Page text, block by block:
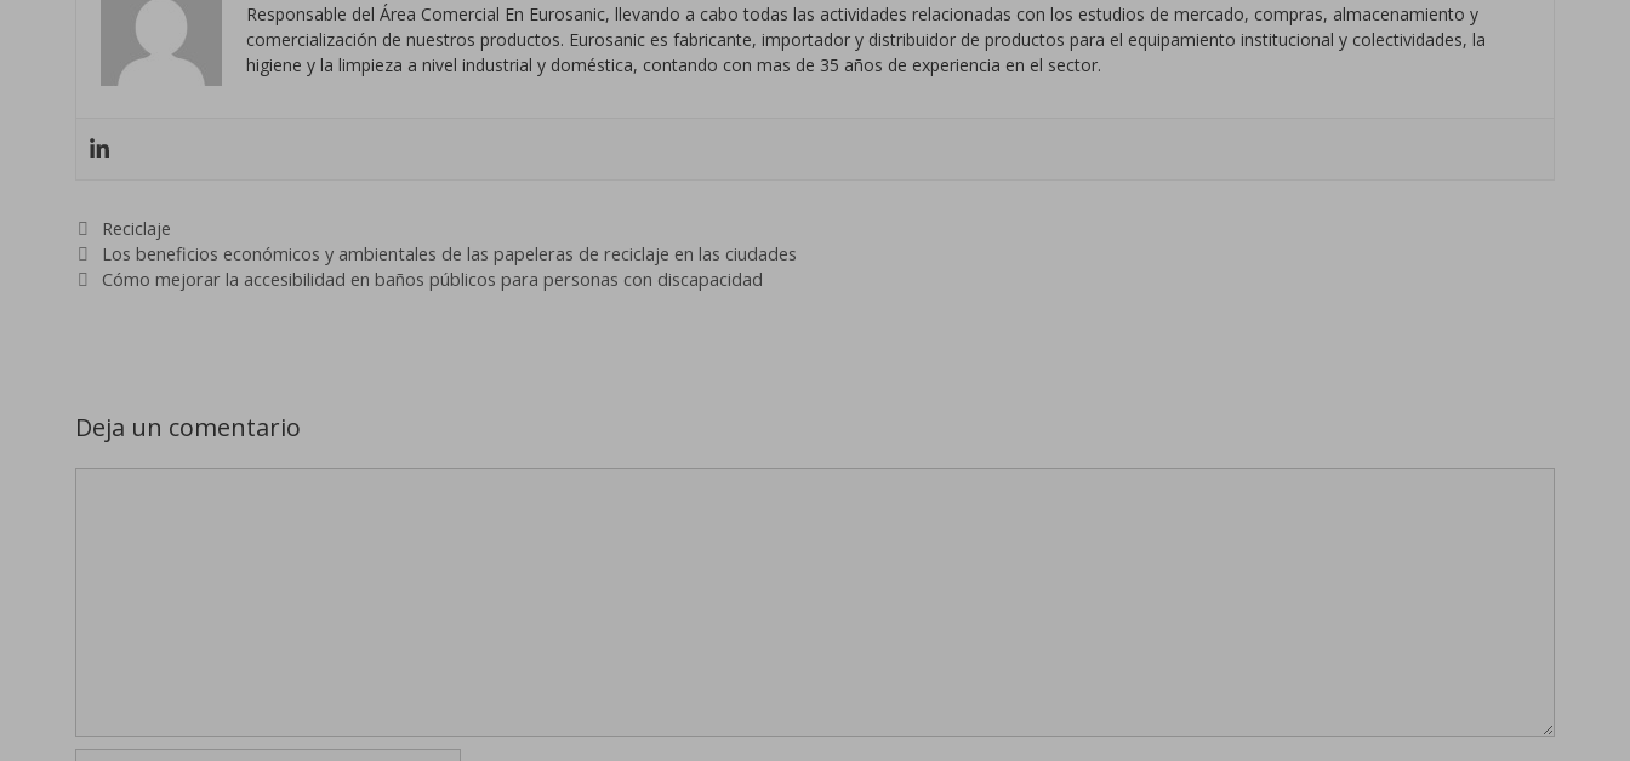
Responsable del Área Comercial En Eurosanic, llevando a cabo todas las actividades relacionadas con los estudios de mercado, compras, almacenamiento y
comercialización de nuestros productos. Eurosanic es fabricante, importador y distribuidor de productos para el equipamiento institucional y colectividades, la
higiene y la limpieza a nivel industrial y doméstica, contando con mas de 35 años de experiencia en el sector.
Categorías
Reciclaje
Los beneficios económicos y ambientales de las papeleras de reciclaje en las ciudades
Cómo mejorar la accesibilidad en baños públicos para personas con discapacidad
Deja un comentario